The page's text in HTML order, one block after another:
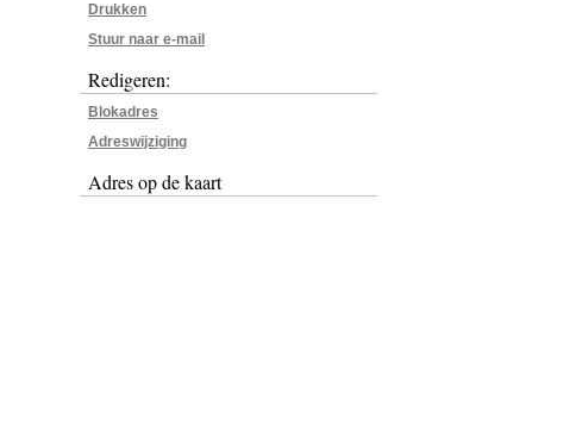
Drukken
Stuur naar e-mail
Redigeren:
Blokadres
Adreswijziging
Adres op de kaart